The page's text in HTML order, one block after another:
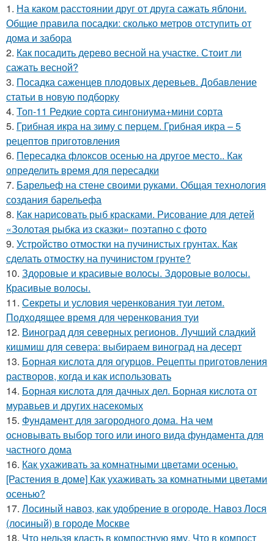
1. На каком расстоянии друг от друга сажать яблони.
Общие правила посадки: сколько метров отступить от
дома и забора
2. Как посадить дерево весной на участке. Стоит ли
сажать весной?
3. Посадка саженцев плодовых деревьев. Добавление
статьи в новую подборку
4. Топ-11 Редкие сорта сингониума+мини сорта
5. Грибная икра на зиму с перцем. Грибная икра – 5
рецептов приготовления
6. Пересадка флоксов осенью на другое место.. Как
определить время для пересадки
7. Барельеф на стене своими руками. Общая технология
создания барельефа
8. Как нарисовать рыб красками. Рисование для детей
«Золотая рыбка из сказки» поэтапно с фото
9. Устройство отмостки на пучинистых грунтах. Как
сделать отмостку на пучинистом грунте?
10. Здоровые и красивые волосы. Здоровые волосы.
Красивые волосы.
11. Секреты и условия черенкования туи летом.
Подходящее время для черенкования туи
12. Виноград для северных регионов. Лучший сладкий
кишмиш для севера: выбираем виноград на десерт
13. Борная кислота для огурцов. Рецепты приготовления
растворов, когда и как использовать
14. Борная кислота для дачных дел. Борная кислота от
муравьев и других насекомых
15. Фундамент для загородного дома. На чем
основывать выбор того или иного вида фундамента для
частного дома
16. Как ухаживать за комнатными цветами осенью.
[Растения в доме] Как ухаживать за комнатными цветами
осенью?
17. Лосиный навоз, как удобрение в огороде. Навоз Лося
(лосиный) в городе Москве
18. Что нельзя класть в компостную яму. Что в компост